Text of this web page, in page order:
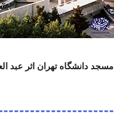
مسجد دانشگاه تهران اثر عبد